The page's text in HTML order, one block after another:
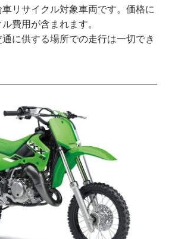
リサイクル対象車両です。価格に
費用が含まれます。
に供する場所での走行は一切でき